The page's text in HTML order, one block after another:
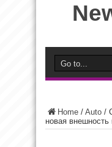
Home / Auto /
новая